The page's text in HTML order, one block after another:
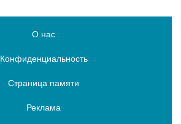
О нас
Конфиденциальность
Страница памяти
Реклама